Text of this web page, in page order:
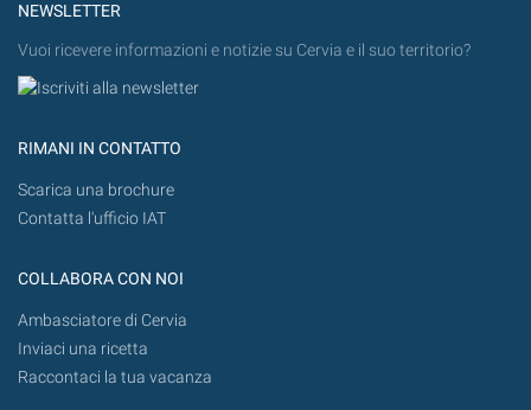
NEWSLETTER
Vuoi ricevere informazioni e notizie su Cervia e il suo territorio?
RIMANI IN CONTATTO
Scarica una brochure
Contatta l'ufficio IAT
COLLABORA CON NOI
Ambasciatore di Cervia
Inviaci una ricetta
Raccontaci la tua vacanza